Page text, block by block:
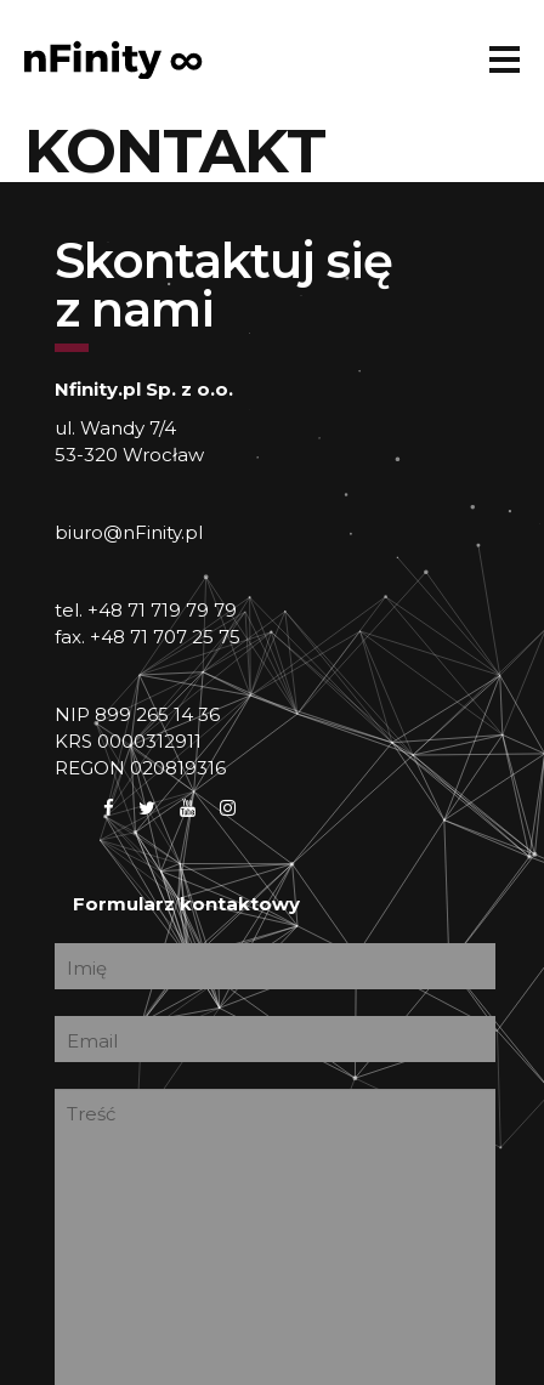
nFinity Kreatywna Agencja
Portfolio
O nas
Kontakt
Oferta
Nasi klienci
Kariera
KONTAKT
Skontaktuj się
z nami
Nfinity.pl Sp. z o.o.
ul. Wandy 7/4
53-320 Wrocław
biuro@nFinity.pl
tel. +48 71 719 79 79
fax. +48 71 707 25 75
NIP 899 265 14 36
KRS 0000312911
REGON 020819316
Formularz kontaktowy
Imię
Email
Treść